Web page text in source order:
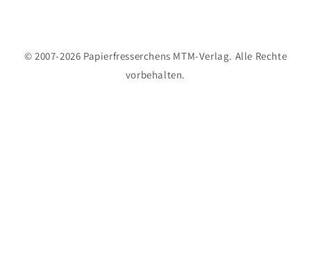
© 2007-2026 Papierfresserchens MTM-Verlag. Alle Rechte
vorbehalten.